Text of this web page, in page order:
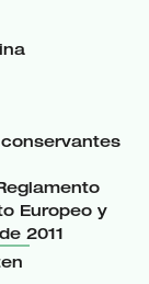
Europeo y
2011